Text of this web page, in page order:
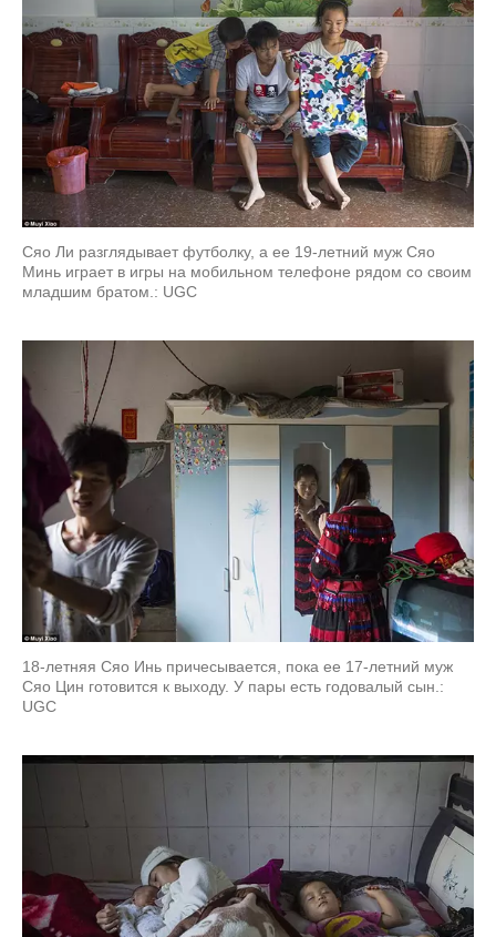
Сяо Ли разглядывает футболку, а ее 19-летний муж Сяо
Минь играет в игры на мобильном телефоне рядом со своим
младшим братом.: UGC
18-летняя Сяо Инь причесывается, пока ее 17-летний муж
Сяо Цин готовится к выходу. У пары есть годовалый сын.:
UGC